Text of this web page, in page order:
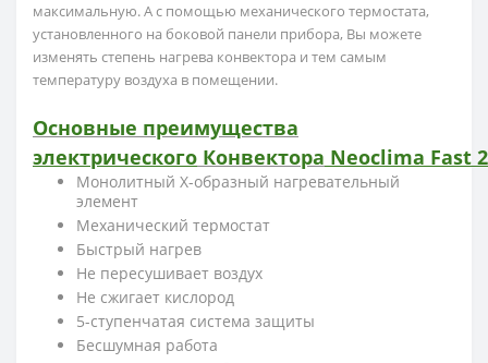
максимальную. А с помощью механического термостата,
установленного на боковой панели прибора, Вы можете
изменять степень нагрева конвектора и тем самым
температуру воздуха в помещении.
Основные преимущества
электрического Конвектора Neoclima Fast
Монолитный Х-образный нагревательный
элемент
Механический термостат
Быстрый нагрев
Не пересушивает воздух
Не сжигает кислород
5-ступенчатая система защиты
Бесшумная работа